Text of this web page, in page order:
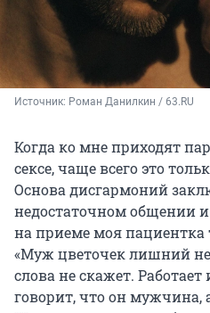
Источник: Роман Данилкин / 63.RU
Когда ко мне приходят
сексе, чаще всего это
Основа дисгармоний
недостаточном общении
на приеме моя пациентка
«Муж цветочек лишний не
слова не скажет.
говорит, что он мужчина,